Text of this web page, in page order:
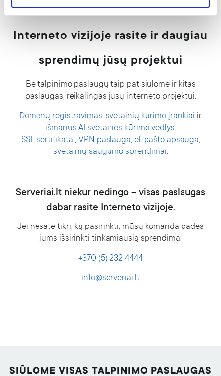
Interneto vizijoje rasite ir daugiau
sprendimų jūsų projektui
Be talpinimo paslaugų taip pat siūlome ir kitas
paslaugas, reikalingas jūsų interneto projektui.
Domenų registravimas, svetainių kūrimo įrankiai ir
išmanus AI svetainės kūrimo vedlys.
SSL sertifikatai, VPN paslauga, el. pašto apsauga,
svetainių saugumo sprendimai.
Serveriai.lt niekur nedingo – visas paslaugas
dabar rasite Interneto vizijoje.
Jei nesate tikri, ką pasirinkti, mūsų komanda padės
jums išsirinkti tinkamiausią sprendimą.
+370 (5) 232 4444
info@serveriai.lt
SIŪLOME VISAS TALPINIMO PASLAUGAS